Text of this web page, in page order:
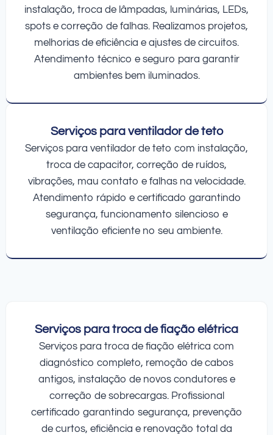
instalação, troca de lâmpadas, luminárias, LEDs,
spots e correção de falhas. Realizamos projetos,
melhorias de eficiência e ajustes de circuitos.
Atendimento técnico e seguro para garantir
ambientes bem iluminados.
Serviços para ventilador de teto
Serviços para ventilador de teto com instalação,
troca de capacitor, correção de ruídos,
vibrações, mau contato e falhas na velocidade.
Atendimento rápido e certificado garantindo
segurança, funcionamento silencioso e
ventilação eficiente no seu ambiente.
Serviços para troca de fiação elétrica
Serviços para troca de fiação elétrica com
diagnóstico completo, remoção de cabos
antigos, instalação de novos condutores e
correção de sobrecargas. Profissional
certificado garantindo segurança, prevenção
de curtos, eficiência e renovação total da